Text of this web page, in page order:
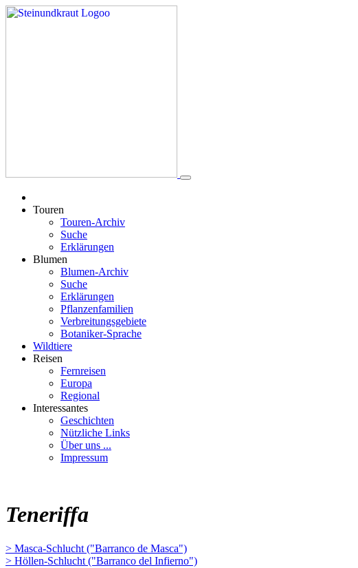
Touren
Touren-Archiv
Suche
Erklärungen
Blumen
Blumen-Archiv
Suche
Erklärungen
Pflanzenfamilien
Verbreitungsgebiete
Botaniker-Sprache
Wildtiere
Reisen
Fernreisen
Europa
Regional
Interessantes
Geschichten
Nützliche Links
Über uns ...
Impressum
Teneriffa
> Masca-Schlucht ("Barranco de Masca")
> Höllen-Schlucht ("Barranco del Infierno")